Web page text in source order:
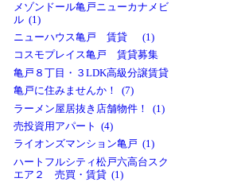
メゾンドール亀戸ニューカナメビ
ル (1)
ニューハウス亀戸 賃貸 (1)
コスモプレイス亀戸 賃貸募集
亀戸８丁目・３LDK高級分譲賃貸
亀戸に住みませんか！ (7)
ラーメン屋居抜き店舗物件！ (1)
売投資用アパート (4)
ライオンズマンション亀戸 (1)
ハートフルシティ松戸六高台スク
エア２ 売買・賃貸 (1)